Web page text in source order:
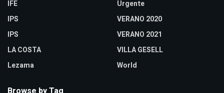
IFE
IPS
IPS
LA COSTA
Lezama
Urgente
VERANO 2020
VERANO 2021
VILLA GESELL
World